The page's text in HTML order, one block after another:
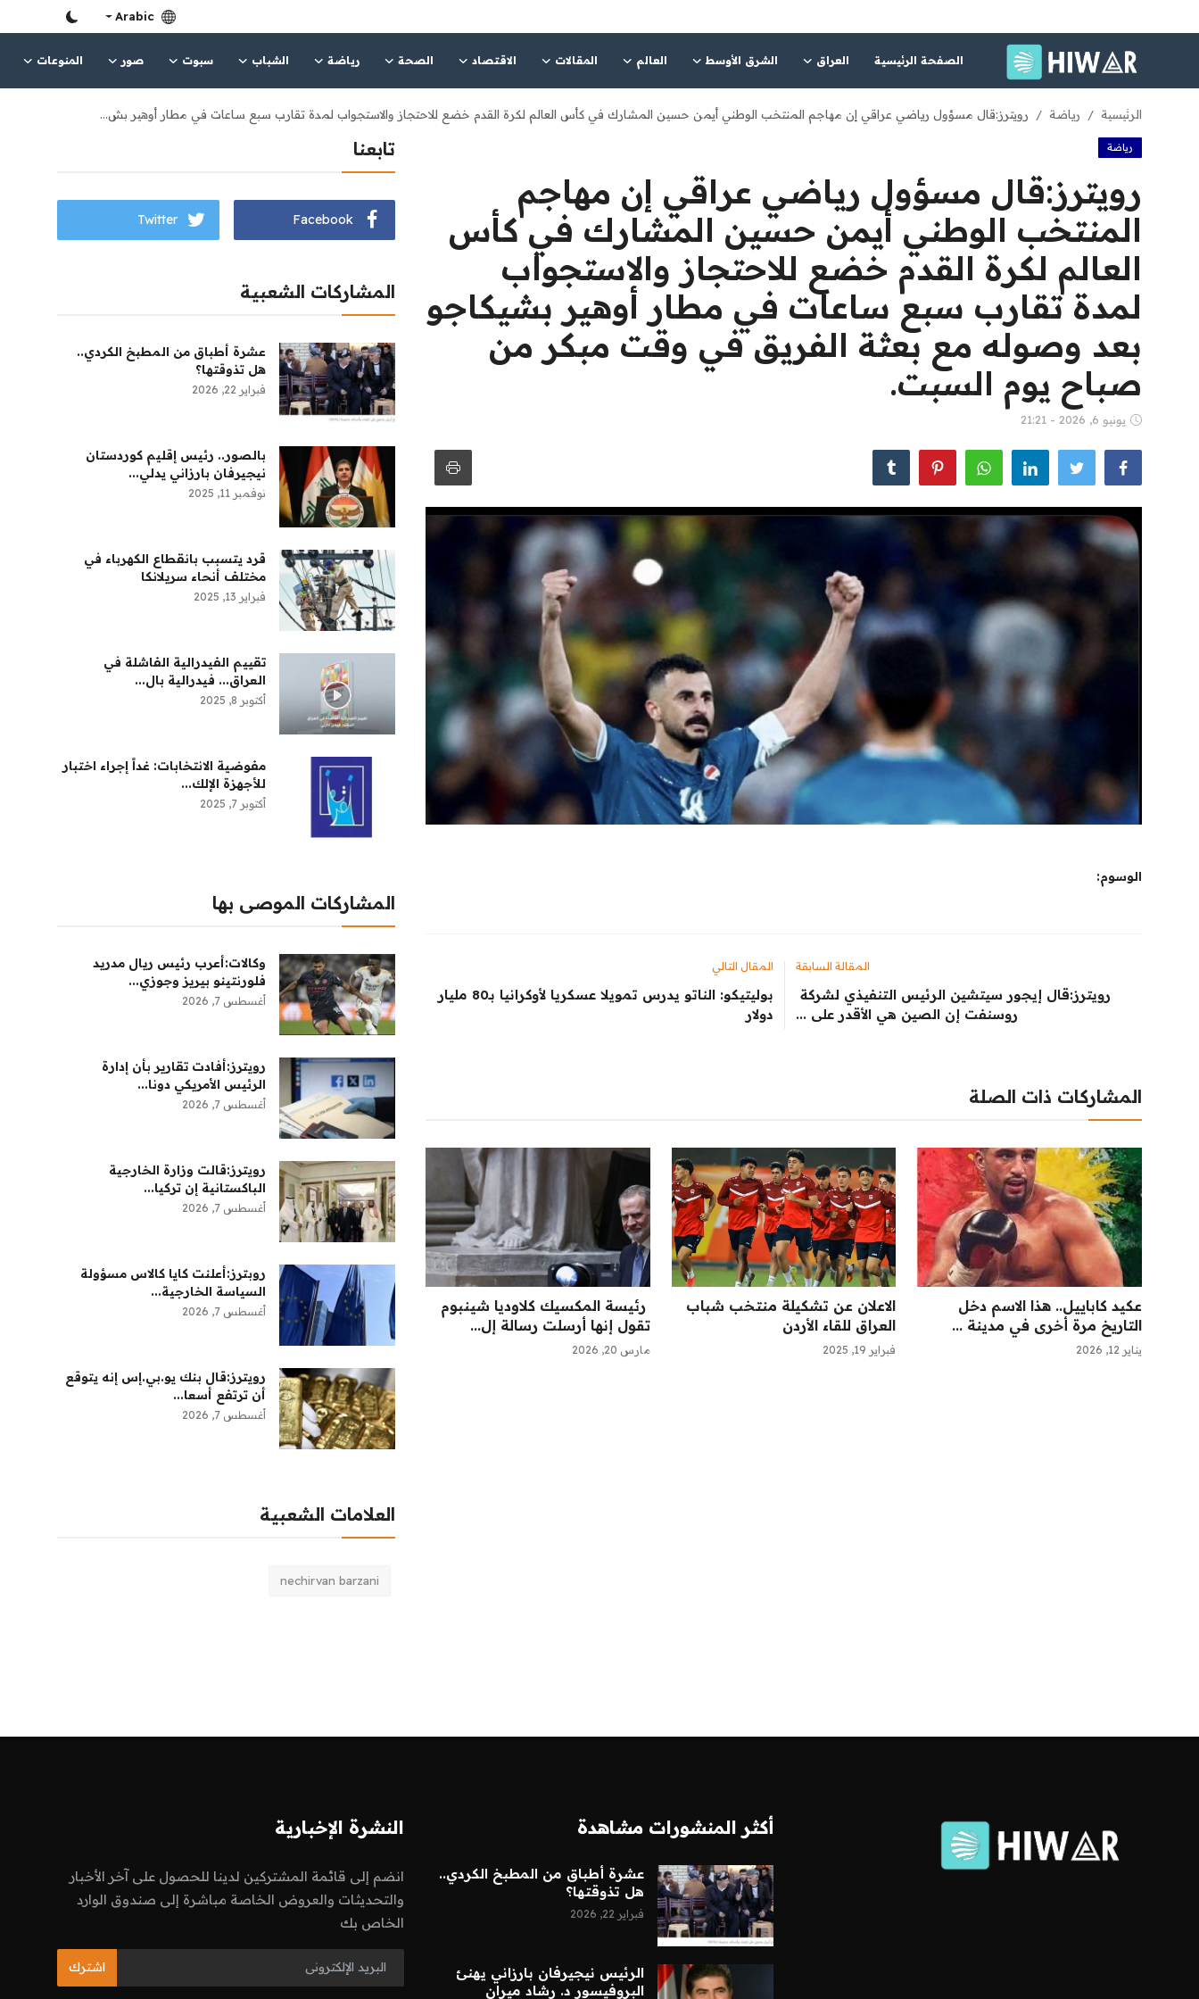
Arabic
الصفحة الرئيسية العراق الشرق الأوسط العالم المقالات الاقتصاد الصحة رياضة الشباب سبوت صور المنوعات
الصفحة الرئيسية
الشرق الأوسط
الاقتصاد
الشباب
المنوعات
الرئيسية رياضة رويترز:‏قال مسؤول رياضي عراقي إن مهاجم المنتخب الوطني أيمن حسين ​المشارك في كأس العالم لكرة القدم خضع للاحتجاز والاستجواب ‌لمدة تقارب سبع ساعات في مطار أوهير بش...
رياضة
رويترز:‏قال مسؤول رياضي عراقي إن مهاجم
المنتخب الوطني أيمن حسين ​المشارك في كأس
العالم لكرة القدم خضع للاحتجاز والاستجواب
‌لمدة تقارب سبع ساعات في مطار أوهير بشيكاجو
بعد وصوله مع بعثة الفريق في وقت مبكر من
صباح يوم السبت.
يونيو 6, 2026 - 21:21
الوسوم:
المقالة السابقة
رويترز:‏قال إيجور ‌سيتشين الرئيس التنفيذي لشركة ​
روسنفت ​إن الصين هي الأقدر على ...
المقال التالي
‏بوليتيكو: الناتو يدرس تمويلا عسكريا لأوكرانيا بـ80 مليار
دولار
المشاركات ذات الصلة
عكيد كاباييل.. هذا الاسم دخل
التاريخ مرة أخرى في مدينة ...
يناير 12, 2026
الاعلان عن تشكيلة منتخب شباب
العراق للقاء الأردن
فبراير 19, 2025
‏ رئيسة المكسيك كلاوديا شينبوم
تقول إنها أرسلت رسالة إل...
مارس 20, 2026
تابعنا
Facebook
Twitter
المشاركات الشعبية
عشرة أطباق من المطبخ الكردي..
هل تذوقتها؟
فبراير 22, 2026
بالصور.. رئيس إقليم كوردستان
نيجيرفان بارزاني يدلي...
نوفمبر 11, 2025
قرد يتسبب بانقطاع الكهرباء في
مختلف أنحاء سريلانكا
فبراير 13, 2025
تقييم الفيدرالية الفاشلة في
العراق... فيدرالية بال...
أكتوبر 8, 2025
مفوضية الانتخابات: غداً إجراء اختبار
للأجهزة الإلك...
أكتوبر 7, 2025
المشاركات الموصى بها
وكالات:‏أعرب رئيس ريال مدريد
فلورنتينو بيريز وجوزي...
أغسطس 7, 2026
رويترز:أفادت تقارير بأن إدارة
الرئيس الأمريكي دونا...
أغسطس 7, 2026
رويترز:‏قالت ​وزارة الخارجية
الباكستانية ‌إن تركيا...
أغسطس 7, 2026
روبترز:‏أعلنت ​كايا كالاس مسؤولة
‌السياسة الخارجية...
أغسطس 7, 2026
رويترز:‏قال بنك ​يو.بي.إس إنه يتوقع
أن ​ترتفع أسعا...
أغسطس 7, 2026
العلامات الشعبية
nechirvan barzani
أكثر المنشورات مشاهدة
عشرة أطباق من المطبخ الكردي..
هل تذوقتها؟
فبراير 22, 2026
الرئيس نيجيرفان بارزاني يهنئ
البروفيسور د. رشاد ميران
النشرة الإخبارية
انضم إلى قائمة المشتركين لدينا للحصول على آخر الأخبار
والتحديثات والعروض الخاصة مباشرة إلى صندوق الوارد
الخاص بك
اشترك